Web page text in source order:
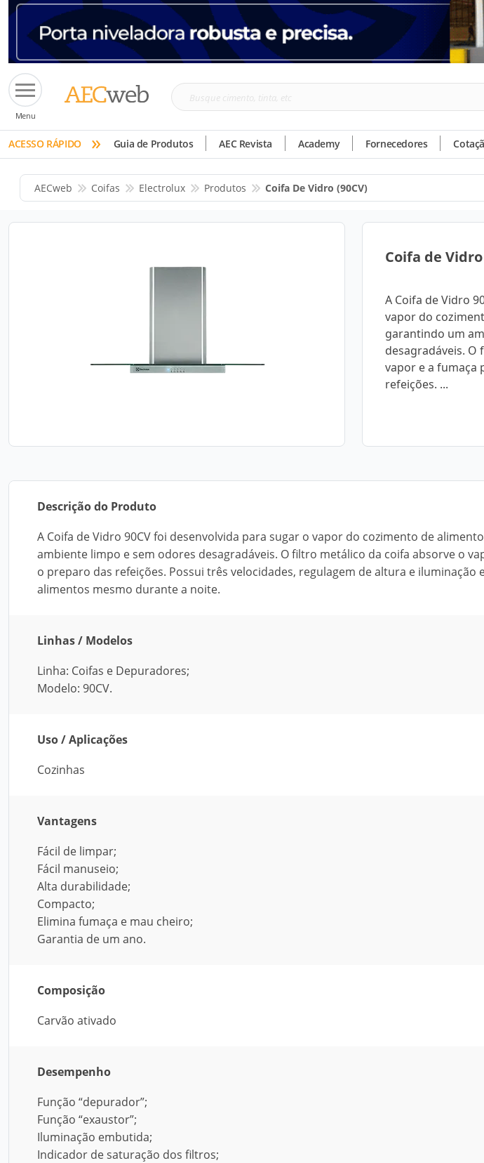
Menu
Busque
tinta,
etc
ACESSO RÁPIDO » Guia de Produtos AEC Revista Academy Fornecedores
AECweb Coifas Electrolux Produtos Coifa De Vidro (90CV)
Coifa de Vidro
A Coifa de Vidro
vapor do
garantindo um
desagradáveis.
vapor e a fumaça
refeições. ...
Descrição do Produto
A Coifa de Vidro 90CV foi desenvolvida para sugar o vapor do cozimento de
ambiente limpo e sem odores desagradáveis. O filtro metálico da coifa absorve o
o preparo das refeições. Possui três velocidades, regulagem de altura e iluminação
alimentos mesmo durante a noite.
Linhas / Modelos
Linha: Coifas e Depuradores;
Modelo: 90CV.
Uso / Aplicações
Cozinhas
Vantagens
Fácil de limpar;
Fácil manuseio;
Alta durabilidade;
Compacto;
Elimina fumaça e mau cheiro;
Garantia de um ano.
Composição
Carvão ativado
Desempenho
Função “depurador”;
Função “exaustor”;
Iluminação embutida;
Indicador de saturação dos filtros;